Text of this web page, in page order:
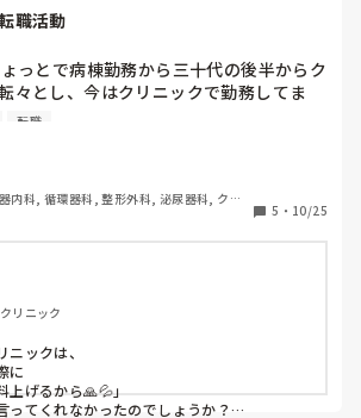
職活動
っとで病棟勤務から三十代の後半からク
々とし、今はクリニックで勤務してま
く働くつもりもなく退職したいと言って
ますが収入もかなり少なく手取り17万
ギリで
るとある程度手取りがある場所に働く為
か悩んでます。
ると体力的な事もありますが年齢的に働
てくると聞いて焦ってます。
は皆様どのようにされてるでしょうか…
くお願いします。
転職
内科, 循環器科, 整形外科, 泌尿器科, クリ
5 ・ 10/25
リニック
ックは、
に
上げるから🙏💦」
ってくれなかったのでしょうか？